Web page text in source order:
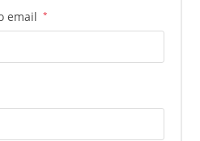
email *